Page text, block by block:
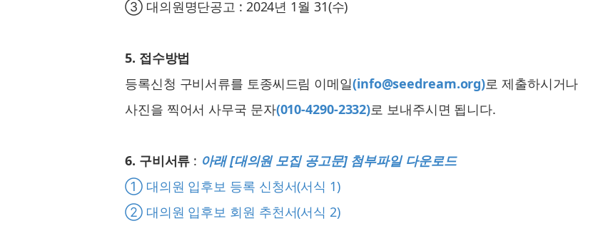
③ 대의원명단공고 : 2024년 1월 31(수)
5. 접수방법
등록신청 구비서류를 토종씨드림 이메일(info@seedream.org)로 제출하시거나
사진을 찍어서 사무국 문자(010-4290-2332)로 보내주시면 됩니다.
6. 구비서류 : 아래 [대의원 모집 공고문] 첨부파일 다운로드
① 대의원 입후보 등록 신청서(서식 1)
② 대의원 입후보 회원 추천서(서식 2)